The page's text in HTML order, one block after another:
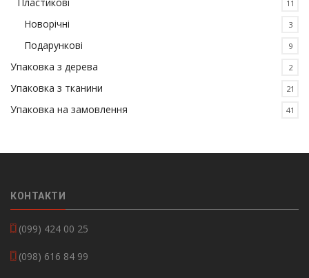
Пластикові 11
Новорічні 3
Подарункові 9
Упаковка з дерева 2
Упаковка з тканини 21
Упаковка на замовлення 41
КОНТАКТИ
(099) 424 00 25
(098) 616 84 99